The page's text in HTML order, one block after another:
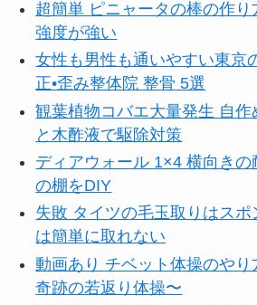
超簡単 ピニャータの棒の作り
強度が強い
女性も男性も通いやすい東京
正•歪み整体院 整骨 5選
観葉植物コバエ大量発生 自作
と木酢液で駆除対策
ディアウォール 1×4 横向きの
の棚をDIY
失敗 タイツの毛玉取りはス
は簡単に取れない
動画あり チベット体操のや
奇跡の若返り体操〜